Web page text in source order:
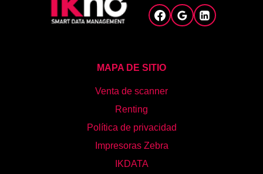
MAPA DE SITIO
Venta de scanner
Renting
Política de privacidad
Impresoras Zebra
IKDATA